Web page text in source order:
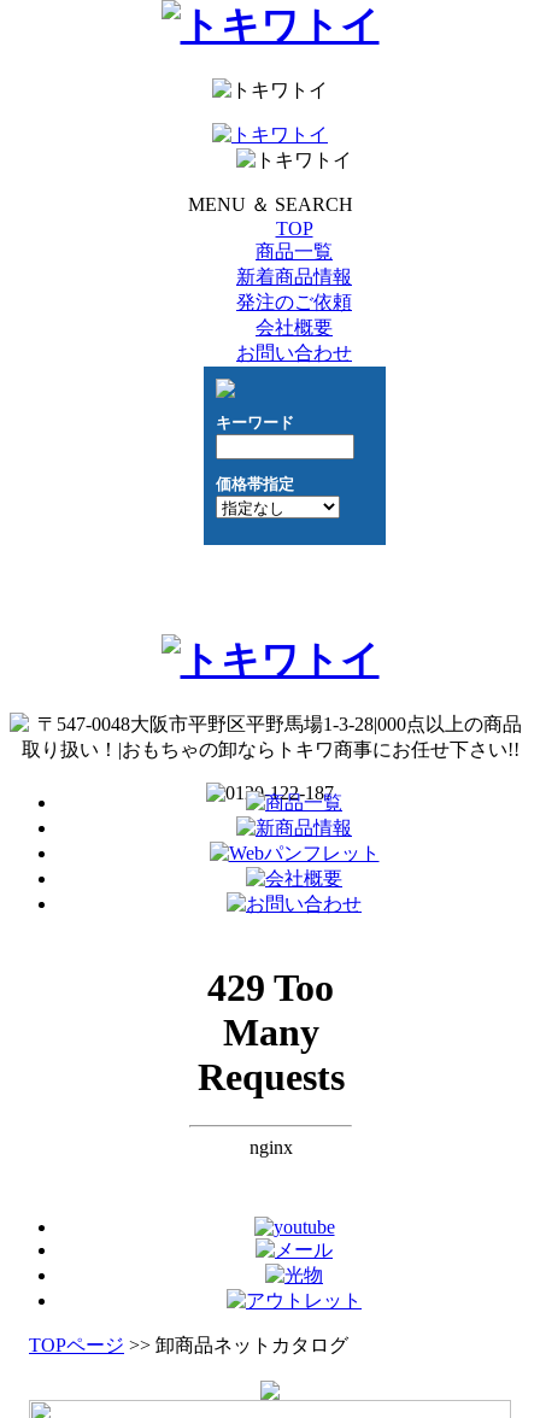
MENU ＆ SEARCH
TOP
商品一覧
新着商品情報
発注のご依頼
会社概要
お問い合わせ
TOPページ >> 卸商品ネットカタログ